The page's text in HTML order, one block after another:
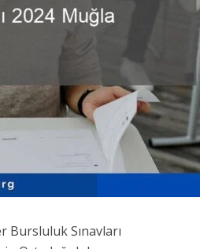
Bursluluk Sınavları